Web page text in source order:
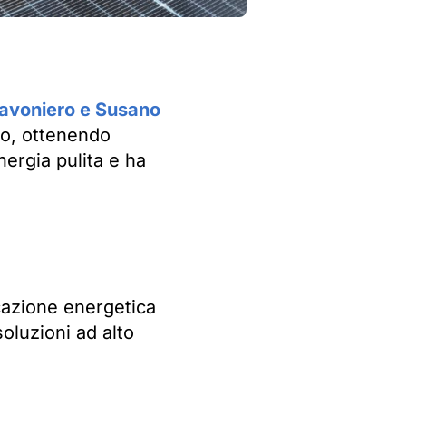
e Susano
ottenendo
pulita e ha
energetica
ad alto